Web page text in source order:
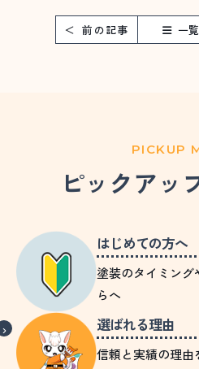
前の記事 一覧
PICKUP
ピックアッ
はじめての方へ
塗装のタイミング
らへ
選ばれる理由
信頼と実績の理由